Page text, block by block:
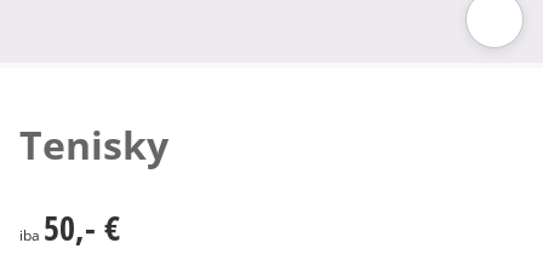
Tenisky
50,- €
iba 50,- €